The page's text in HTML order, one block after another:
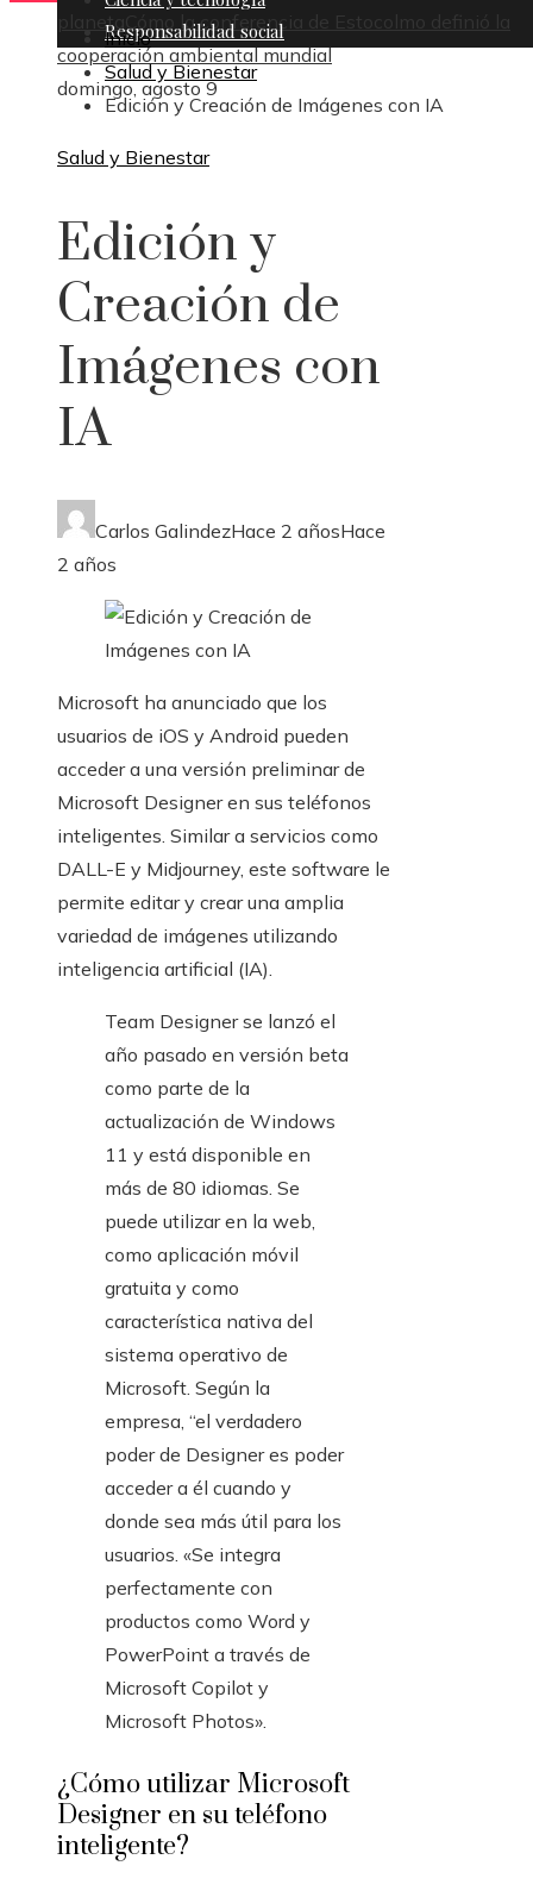
planeta
Cómo la conferencia de Estocolmo definió la
cooperación ambiental mundial
domingo, agosto 9
Responsabilidad social
Inicio
Salud y Bienestar
Edición y Creación de Imágenes con IA
Salud y Bienestar
Edición y
Creación de
Imágenes con
IA
Carlos GalindezHace 2 añosHace
2 años
Microsoft ha anunciado que los
usuarios de iOS y Android pueden
acceder a una versión preliminar de
Microsoft Designer en sus teléfonos
inteligentes. Similar a servicios como
DALL-E y Midjourney, este software le
permite editar y crear una amplia
variedad de imágenes utilizando
inteligencia artificial (IA).
Team Designer se lanzó el
año pasado en versión beta
como parte de la
actualización de Windows
11 y está disponible en
más de 80 idiomas. Se
puede utilizar en la web,
como aplicación móvil
gratuita y como
característica nativa del
sistema operativo de
Microsoft. Según la
empresa, “el verdadero
poder de Designer es poder
acceder a él cuando y
donde sea más útil para los
usuarios. «Se integra
perfectamente con
productos como Word y
PowerPoint a través de
Microsoft Copilot y
Microsoft Photos».
¿Cómo utilizar Microsoft
Designer en su teléfono
inteligente?